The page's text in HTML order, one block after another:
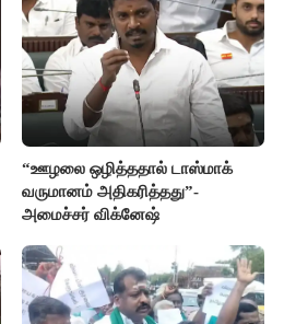
“ஊழலை ஒழித்ததால் டாஸ்மாக்
வருமானம் அதிகரித்தது”-
அமைச்சர் விக்னேஷ்